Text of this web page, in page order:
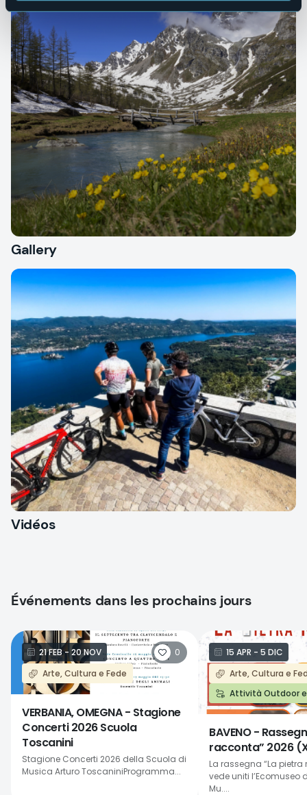
Gallery
Vidéos
Événements dans les prochains jours
0
21 FEB - 20 NOV
Arte, Cultura e Fede
VERBANIA, OMEGNA - Stagione
Concerti 2026 Scuola
Toscanini
Stagione Concerti 2026 della Scuola di
Musica Arturo ToscaniniProgramma...
15 APR - 5 DIC
Arte, Cultura e
Attività Outdoor
BAVENO -
racconta” 2026
La rassegna “La
vede uniti l’Ecomuseo
Mu....